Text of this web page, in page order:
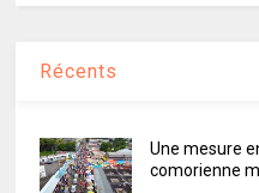
Récents
Une mesure
comorienne